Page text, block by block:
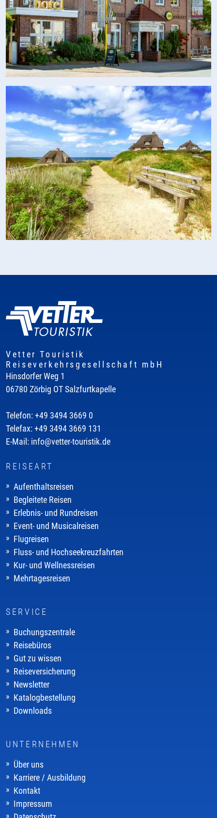
Vetter Touristik
Reiseverkehrsgesellschaft mbH
Hinsdorfer Weg 1
06780 Zörbig OT Salzfurtkapelle
Telefon: +49 3494 3669 0
Telefax: +49 3494 3669 131
E-Mail: info@vetter-touristik.de
REISEART
Aufenthaltsreisen
Begleitete Reisen
Erlebnis- und Rundreisen
Event- und Musicalreisen
Flugreisen
Fluss- und Hochseekreuzfahrten
Kur- und Wellnessreisen
Mehrtagesreisen
SERVICE
Buchungszentrale
Reisebüros
Gut zu wissen
Reiseversicherung
Newsletter
Katalogbestellung
Downloads
UNTERNEHMEN
Über uns
Karriere / Ausbildung
Kontakt
Impressum